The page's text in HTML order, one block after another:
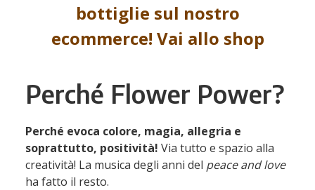
bottiglie sul nostro
ecommerce! Vai allo shop
Perché Flower Power?
Perché evoca colore, magia, allegria e
soprattutto, positività! Via tutto e spazio alla
creatività! La musica degli anni del peace and love
ha fatto il resto.